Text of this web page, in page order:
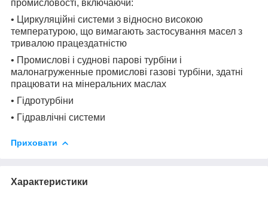
промисловості, включаючи:
• Циркуляційні системи з відносно високою
температурою, що вимагають застосування масел з
тривалою працездатністю
• Промислові і суднові парові турбіни і
малонагруженные промислові газові турбіни, здатні
працювати на мінеральних маслах
• Гідротурбіни
• Гідравлічні системи
Приховати
Характеристики